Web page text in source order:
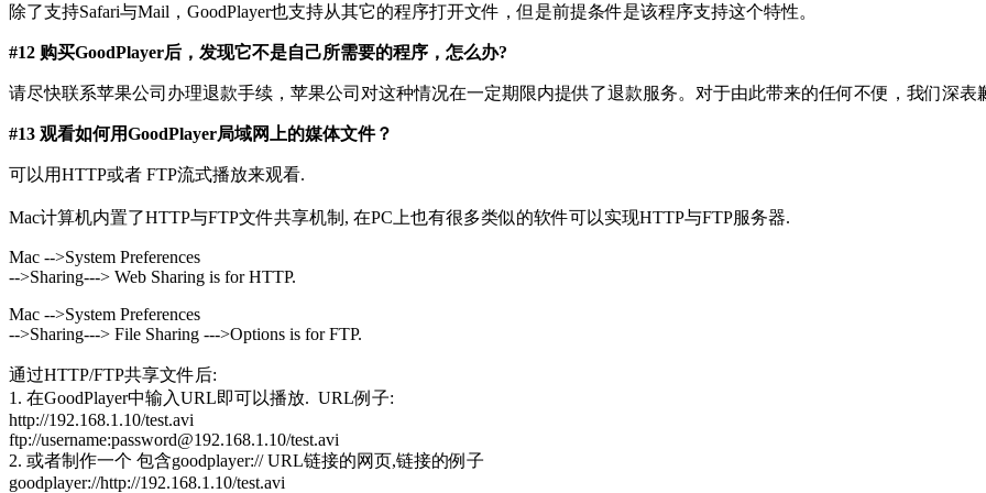
除了支持Safari与Mail，GoodPlayer也支持从其它的程序打开文件，但是前提条件是该程序支持这个特性。
#12 购买GoodPlayer后，发现它不是自己所需要的程序，怎么办?
请尽快联系苹果公司办理退款手续，苹果公司对这种情况在一定期限内提供了退款服务。对于由此带来的任何不便，我们深表
#13 观看如何用GoodPlayer局域网上的媒体文件？
可以用HTTP或者 FTP流式播放来观看.
Mac计算机内置了HTTP与FTP文件共享机制, 在PC上也有很多类似的软件可以实现HTTP与FTP服务器.
Mac -->System Preferences
-->Sharing---> Web Sharing is for HTTP.
Mac -->System Preferences
-->Sharing---> File Sharing --->Options is for FTP.
通过HTTP/FTP共享文件后:
1. 在GoodPlayer中输入URL即可以播放. URL例子:
http://192.168.1.10/test.avi
ftp://username:password@192.168.1.10/test.avi
2. 或者制作一个 包含goodplayer:// URL链接的网页,链接的例子
goodplayer://http://192.168.1.10/test.avi